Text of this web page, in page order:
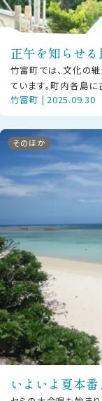
正午を知らせ
竹富町では、文化の
ています。町内各島に
内全域で正午になると
竹富町 | 2025.09.30
そのほか
いよいよ夏本